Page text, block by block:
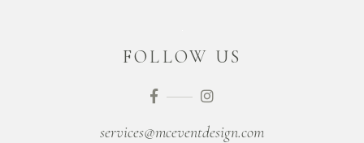
FOLLOW US
services@mceventdesign.com